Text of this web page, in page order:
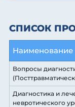
СПИСОК
Вопросы
Диагностика и
невротического